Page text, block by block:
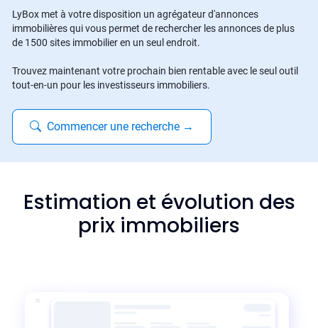
LyBox met à votre disposition un agrégateur d'annonces
immobilières qui vous permet de rechercher les annonces de plus
de 1500 sites immobilier en un seul endroit.
Trouvez maintenant votre prochain bien rentable avec le seul outil
tout-en-un pour les investisseurs immobiliers.
Commencer une recherche →
Estimation et évolution des
prix immobiliers